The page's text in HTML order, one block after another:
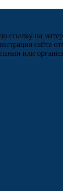
на
сайта
или